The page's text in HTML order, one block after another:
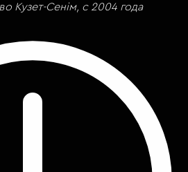
Кузет-Сенiм, с 2004 года